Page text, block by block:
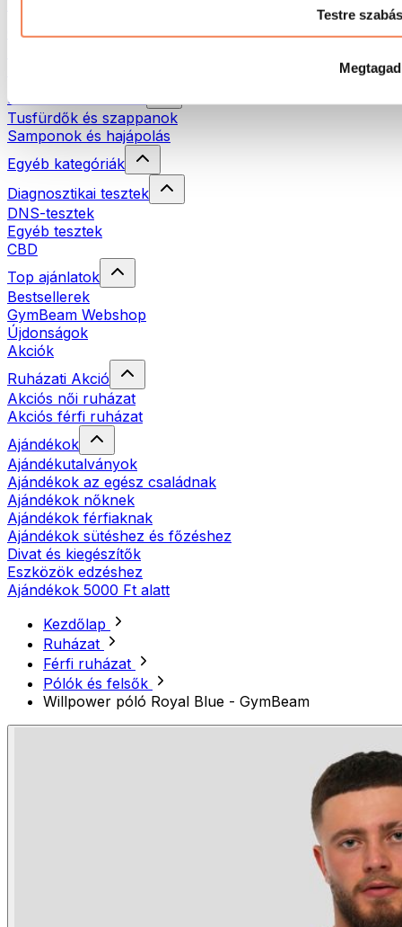
Testre szabás
Megtagad
Öko háztartás
Natúrkozmetikumok
Tusfürdők és szappanok
Samponok és hajápolás
Egyéb kategóriák
Diagnosztikai tesztek
DNS-tesztek
Egyéb tesztek
CBD
Top ajánlatok
Bestsellerek
GymBeam Webshop
Újdonságok
Akciók
Ruházati Akció
Akciós női ruházat
Akciós férfi ruházat
Ajándékok
Ajándékutalványok
Ajándékok az egész családnak
Ajándékok nőknek
Ajándékok férfiaknak
Ajándékok sütéshez és főzéshez
Divat és kiegészítők
Eszközök edzéshez
Ajándékok 5000 Ft alatt
Kezdőlap
Ruházat
Férfi ruházat
Pólók és felsők
Willpower póló Royal Blue - GymBeam